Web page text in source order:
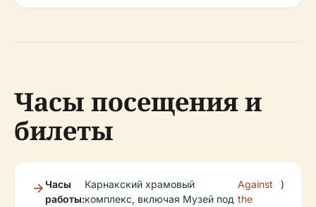
Часы посещения и
билеты
Часы
работы:
Карнакский храмовый
комплекс, включая Музей под
Against
the
)